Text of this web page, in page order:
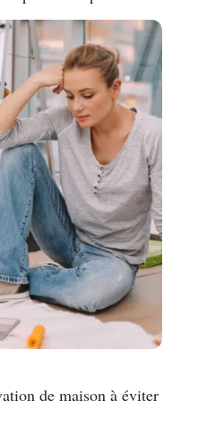
de maison à éviter